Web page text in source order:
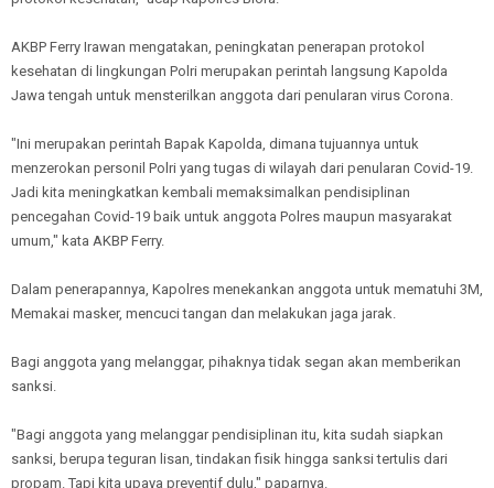
AKBP Ferry Irawan mengatakan, peningkatan penerapan protokol
kesehatan di lingkungan Polri merupakan perintah langsung Kapolda
Jawa tengah untuk mensterilkan anggota dari penularan virus Corona.
"Ini merupakan perintah Bapak Kapolda, dimana tujuannya untuk
menzerokan personil Polri yang tugas di wilayah dari penularan Covid-19.
Jadi kita meningkatkan kembali memaksimalkan pendisiplinan
pencegahan Covid-19 baik untuk anggota Polres maupun masyarakat
umum," kata AKBP Ferry.
Dalam penerapannya, Kapolres menekankan anggota untuk mematuhi 3M,
Memakai masker, mencuci tangan dan melakukan jaga jarak.
Bagi anggota yang melanggar, pihaknya tidak segan akan memberikan
sanksi.
"Bagi anggota yang melanggar pendisiplinan itu, kita sudah siapkan
sanksi, berupa teguran lisan, tindakan fisik hingga sanksi tertulis dari
propam. Tapi kita upaya preventif dulu," paparnya.